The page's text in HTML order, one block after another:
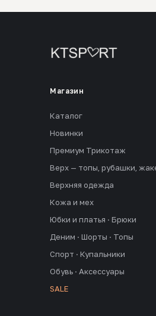
Магазин
Каталог
Новинки
Премиум Трикотаж
Верх — топы, рубашки,
Верхняя одежда
Кожа и мех
Юбки и платья · Брюки
Деним · Шорты · Топы
Спорт · Купальники
Обувь · Аксессуары
SALE